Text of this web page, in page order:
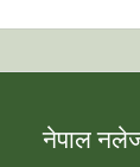
नेपाल